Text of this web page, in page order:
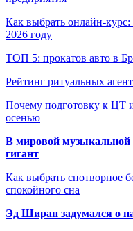
Как выбрать онлайн-курс:
2026 году
ТОП 5: прокатов авто в
Рейтинг ритуальных
Почему подготовку к ЦТ
осенью
В мировой музыкальной
гигант
Как выбрать снотворное
спокойного сна
Эд Ширан задумался о